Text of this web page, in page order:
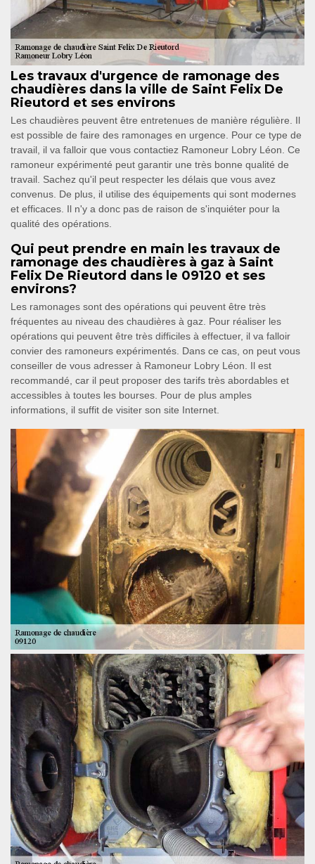
Les travaux d'urgence de ramonage des
chaudières dans la ville de Saint Felix De
Rieutord et ses environs
Les chaudières peuvent être entretenues de manière régulière. Il
est possible de faire des ramonages en urgence. Pour ce type de
travail, il va falloir que vous contactiez Ramoneur Lobry Léon. Ce
ramoneur expérimenté peut garantir une très bonne qualité de
travail. Sachez qu'il peut respecter les délais que vous avez
convenus. De plus, il utilise des équipements qui sont modernes
et efficaces. Il n'y a donc pas de raison de s'inquiéter pour la
qualité des opérations.
Qui peut prendre en main les travaux de
ramonage des chaudières à gaz à Saint
Felix De Rieutord dans le 09120 et ses
environs?
Les ramonages sont des opérations qui peuvent être très
fréquentes au niveau des chaudières à gaz. Pour réaliser les
opérations qui peuvent être très difficiles à effectuer, il va falloir
convier des ramoneurs expérimentés. Dans ce cas, on peut vous
conseiller de vous adresser à Ramoneur Lobry Léon. Il est
recommandé, car il peut proposer des tarifs très abordables et
accessibles à toutes les bourses. Pour de plus amples
informations, il suffit de visiter son site Internet.